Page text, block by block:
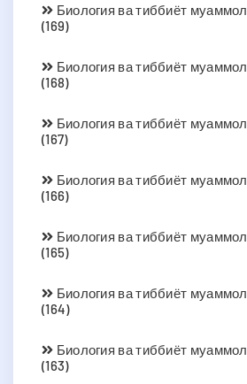
Биология ва тиббиёт
(169)
Биология ва тиббиёт
(168)
Биология ва тиббиёт
(167)
Биология ва тиббиёт
(166)
Биология ва тиббиёт
(165)
Биология ва тиббиёт
(164)
Биология ва тиббиёт
(163)